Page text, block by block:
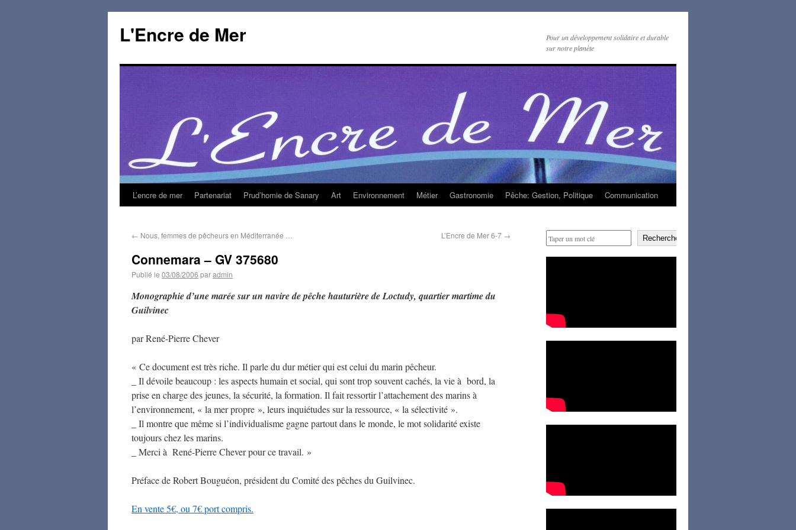
L'Encre de Mer
Pour un développement solidaire et durable
sur notre planète
L’encre de mer Partenariat Prud’homie de Sanary Art Environnement Métier Gastronomie Pêche: Gestion, Politique Communication
← Nous, femmes de pêcheurs en Méditerranée … L’Encre de Mer 6-7 →
Connemara – GV 375680
Publié le 03/08/2006 paradmin
Monographie d’une marée sur un navire de pêche hauturière de Loctudy, quartier martime du
Guilvinec
par René-Pierre Chever
« Ce document est très riche. Il parle du dur métier qui est celui du marin pêcheur.
_ Il dévoile beaucoup : les aspects humain et social, qui sont trop souvent cachés, la vie à bord, la
prise en charge des jeunes, la sécurité, la formation. Il fait ressortir l’attachement des marins à
l’environnement, « la mer propre », leurs inquiétudes sur la ressource, « la sélectivité ».
_ Il montre que même si l’individualisme gagne partout dans le monde, le mot solidarité existe
toujours chez les marins.
_ Merci à René-Pierre Chever pour ce travail. »
Préface de Robert Bouguéon, président du Comité des pêches du Guilvinec.
En vente 5€, ou 7€ port compris.
Rechercher